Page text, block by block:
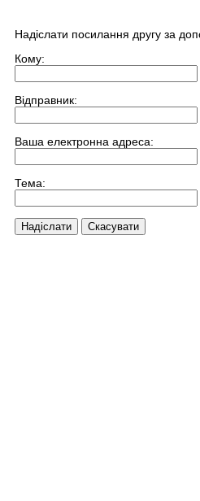
Надіслати посилання другу за
Кому:
Відправник:
Ваша електронна адреса:
Тема:
Надіслати Скасувати